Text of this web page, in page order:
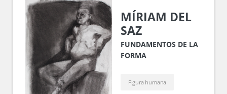
MÍRIAM DEL
SAZ
FUNDAMENTOS DE LA
FORMA
Figura humana